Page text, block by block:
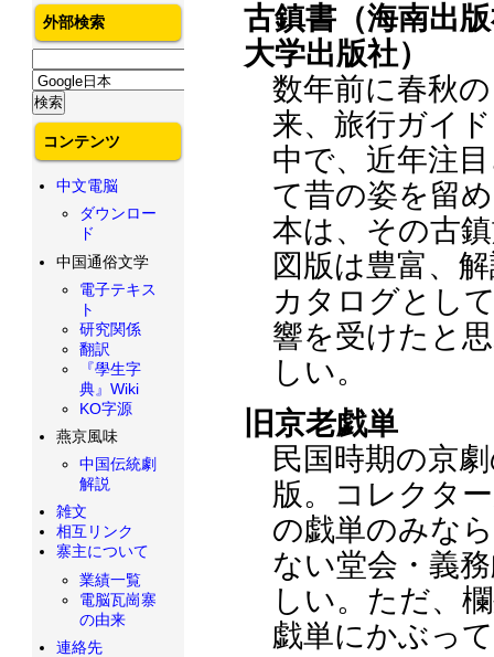
古鎮書（海南出
大学出版社）
数年前に春秋
来、旅行ガイ
中で、近年注
て昔の姿を留
本は、その古
図版は豊富、
カタログとし
響を受けたと
しい。
旧京老戯単
民国時期の京
版。コレクタ
の戯単のみな
ない堂会・義
しい。ただ、
戯単にかぶっ
外部検索
コンテンツ
中文電脳
ダウンロー
ド
中国通俗文学
電子テキス
ト
研究関係
翻訳
『學生字
典』Wiki
KO字源
燕京風味
中国伝統劇
解説
雑文
相互リンク
寨主について
業績一覧
電脳瓦崗寨
の由来
連絡先